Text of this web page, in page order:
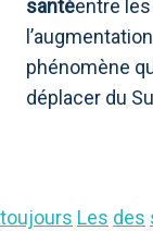
santéentre
phénomène
déplacer du
toujours Les des